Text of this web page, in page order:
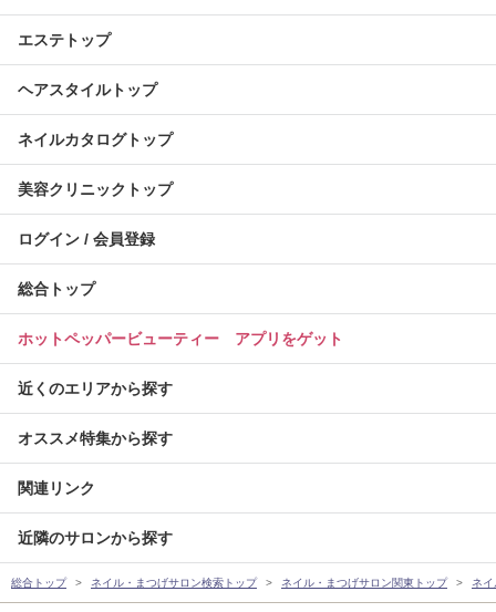
エステトップ
ヘアスタイルトップ
ネイルカタログトップ
美容クリニックトップ
ログイン / 会員登録
総合トップ
ホットペッパービューティー アプリをゲット
近くのエリアから探す
オススメ特集から探す
関連リンク
近隣のサロンから探す
総合トップ ネイル・まつげサロン検索トップ ネイル・まつげサロン関東トップ ネ